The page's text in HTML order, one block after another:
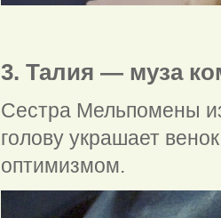
3. Талия — муза
Сестра Мельпомены
голову украшает
оптимизмом.